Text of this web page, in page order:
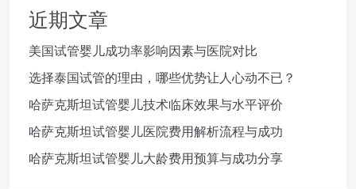
近期文章
美国试管婴儿成功率影响因素与医院对比
选择泰国试管的理由，哪些优势让人心动不已？
哈萨克斯坦试管婴儿技术临床效果与水平评价
哈萨克斯坦试管婴儿医院费用解析流程与成功
哈萨克斯坦试管婴儿大龄费用预算与成功分享